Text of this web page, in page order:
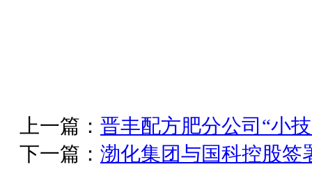
上一篇： 晋丰配方肥分公司“小
下一篇： 渤化集团与国科控股签